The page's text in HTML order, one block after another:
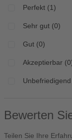
Perfekt (1)
Sehr gut (0)
Gut (0)
Akzeptierbar
Bewerten
Teilen Sie Ihre